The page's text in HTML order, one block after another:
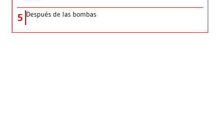
5 Después de las bombas